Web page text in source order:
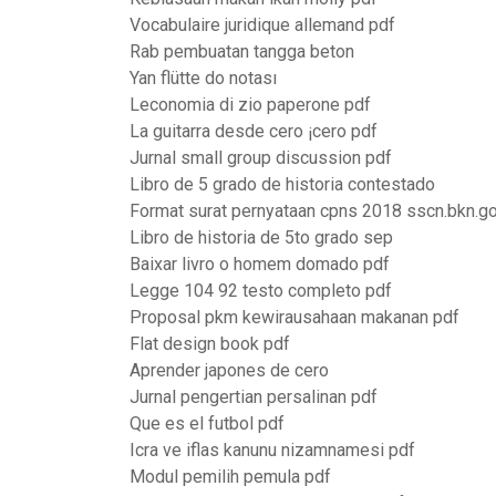
Vocabulaire juridique allemand pdf
Rab pembuatan tangga beton
Yan flütte do notası
Leconomia di zio paperone pdf
La guitarra desde cero ¡cero pdf
Jurnal small group discussion pdf
Libro de 5 grado de historia contestado
Format surat pernyataan cpns 2018
Libro de historia de 5to grado sep
Baixar livro o homem domado pdf
Legge 104 92 testo completo pdf
Proposal pkm kewirausahaan makanan pdf
Flat design book pdf
Aprender japones de cero
Jurnal pengertian persalinan pdf
Que es el futbol pdf
Icra ve iflas kanunu nizamnamesi pdf
Modul pemilih pemula pdf